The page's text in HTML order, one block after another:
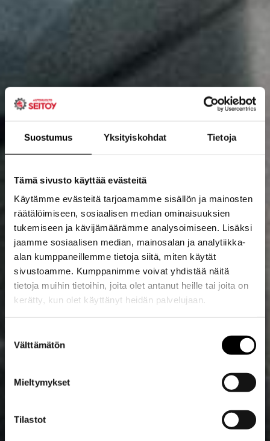
Suostumus Yksityiskohdat Tietoja
Tämä sivusto käyttää evästeitä
Käytämme evästeitä tarjoamamme sisällön ja mainosten
räätälöimiseen, sosiaalisen median ominaisuuksien
tukemiseen ja kävijämäärämme analysoimiseen. Lisäksi
jaamme sosiaalisen median, mainosalan ja analytiikka-
alan kumppaneillemme tietoja siitä, miten käytät
sivustoamme. Kumppanimme voivat yhdistää näitä
tietoja muihin tietoihin, joita olet antanut heille tai joita on
kerätty, kun olet käyttänyt heidän palvelujaan.
valinta
Välttämätön
Mieltymykset
Tilastot